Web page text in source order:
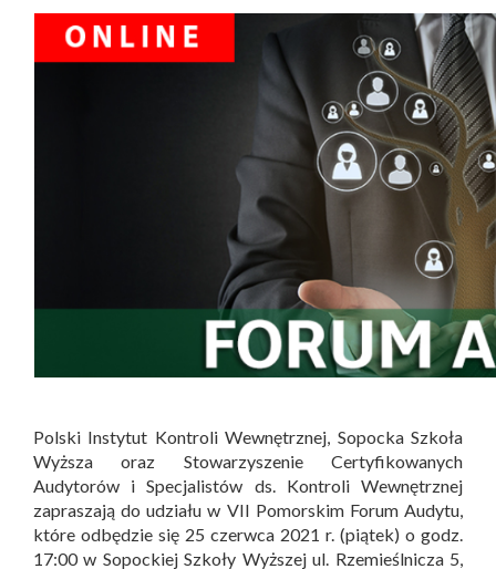
Polski Instytut Kontroli Wewnętrznej, Sopocka Szkoła
Wyższa oraz Stowarzyszenie Certyfikowanych
Audytorów i Specjalistów ds. Kontroli Wewnętrznej
zapraszają do udziału w VII Pomorskim Forum Audytu,
które odbędzie się 25 czerwca 2021 r. (piątek) o godz.
17:00 w Sopockiej Szkoły Wyższej ul. Rzemieślnicza 5,